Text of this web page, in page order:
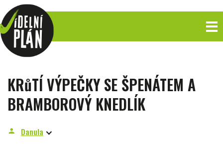
KRůTÍ VÝPEČKY SE ŠPENÁTEM A
BRAMBOROVÝ KNEDLÍK
person Danula